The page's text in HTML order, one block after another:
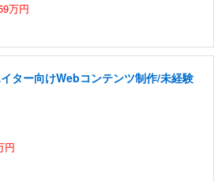
万円
ター向けWebコンテンツ制作/未経験
円